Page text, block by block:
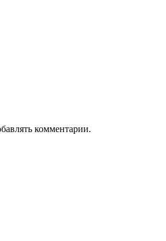
комментарии.